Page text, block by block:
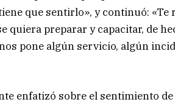
que sentirlo», y continuó: «Te
quiera preparar y capacitar, de
pone algún servicio, algún
enfatizó sobre el sentimiento